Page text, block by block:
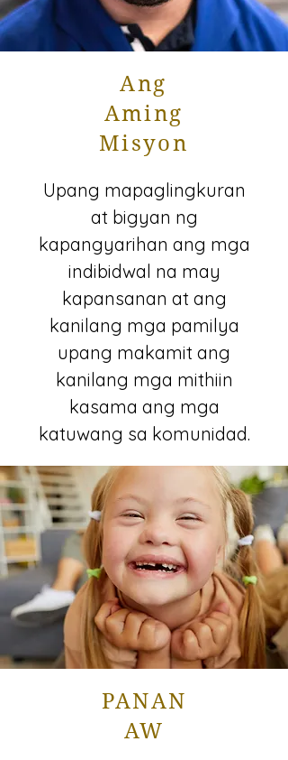
Ang
Aming
Misyon
Upang mapaglingkuran
at bigyan ng
kapangyarihan ang mga
indibidwal na may
kapansanan at ang
kanilang mga pamilya
upang makamit ang
kanilang mga mithiin
kasama ang mga
katuwang sa komunidad.
PANAN
AW